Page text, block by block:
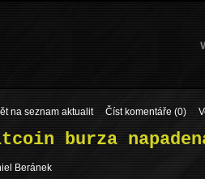
na seznam aktualit Číst komentáře (0)
burza napadena
Beránek